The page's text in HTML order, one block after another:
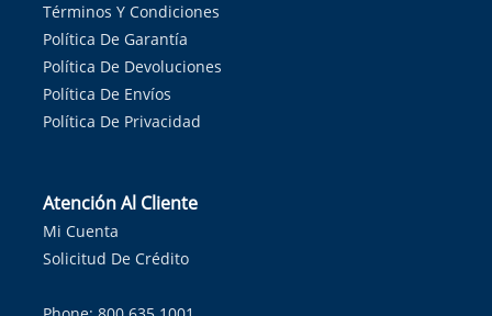
Términos Y Condiciones
Política De Garantía
Política De Devoluciones
Política De Envíos
Política De Privacidad
Atención Al Cliente
Mi Cuenta
Solicitud De Crédito